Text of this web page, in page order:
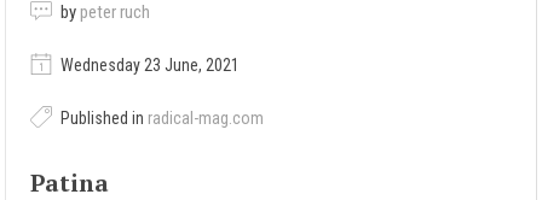
by peter ruch
Wednesday 23 June, 2021
Published in radical-mag.com
Patina